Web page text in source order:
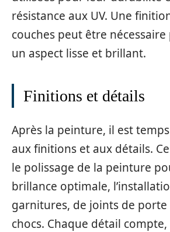
résistance aux UV. Une
couches peut être
un aspect lisse et brillant.
Finitions et détails
Après la peinture, il est
aux finitions et aux détails.
le polissage de la peinture
brillance optimale,
garnitures, de joints de porte
chocs. Chaque détail